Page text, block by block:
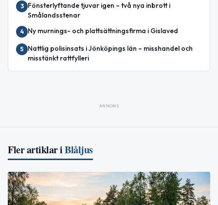
3
Fönsterlyftande tjuvar igen – två nya inbrott i
Smålandsstenar
4 Ny murnings- och plattsättningsfirma i Gislaved
5
Nattlig polisinsats i Jönköpings län – misshandel och
misstänkt rattfylleri
ANNONS
Fler artiklar iBlåljus